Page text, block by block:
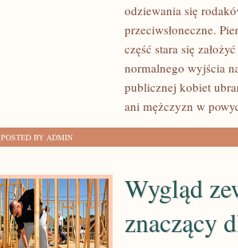
OBSERWOWANIE
PRZECHODNIÓW
ULICACH
ZNACZNYCH
odziewania się
przeciwsłoneczne.
część stara się
normalnego wyjścia
publicznej kobiet
ani mężczyzn w
POSTED BY ADMIN
Wygląd
znaczący